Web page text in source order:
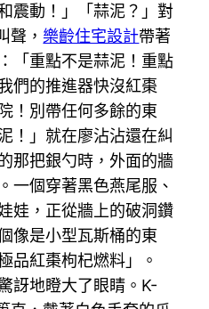
震動！」「蒜泥？」對
聲， 樂齡住宅設計帶著
「重點不是蒜泥！重點
們的推進器快沒紅棗
！別帶任何多餘的東
」就在廖沾沾還在糾
那把銀勺時，外面的牆
一個穿著黑色燕尾服、
娃，正從牆上的破洞鑽
像是小型瓦斯桶的東
品紅棗枸杞燃料」。
訝地瞪大了眼睛。K-